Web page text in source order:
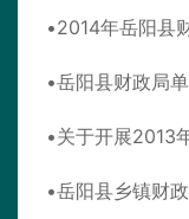
岳阳县财政局
岳阳县乡镇财